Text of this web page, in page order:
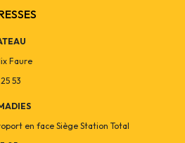
Faure
53
en face Siège Station Total